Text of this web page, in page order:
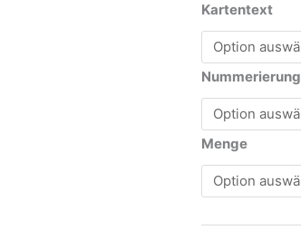
Kartentext
Nummerierung
Menge